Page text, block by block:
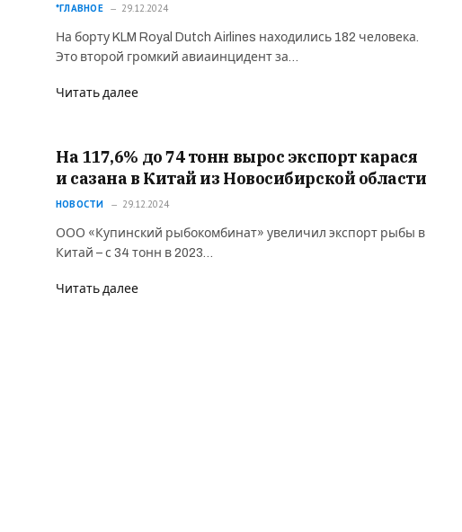
*ГЛАВНОЕ 29.12.2024
На борту KLM Royal Dutch Airlines находились 182 человека.
Это второй громкий авиаинцидент за…
Читать далее
На 117,6% до 74 тонн вырос экспорт карася
и сазана в Китай из Новосибирской области
НОВОСТИ 29.12.2024
ООО «Купинский рыбокомбинат» увеличил экспорт рыбы в
Китай – с 34 тонн в 2023…
Читать далее